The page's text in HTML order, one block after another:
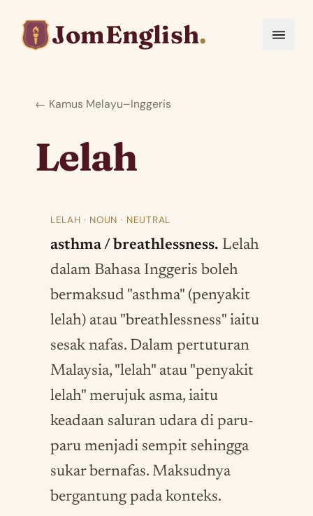
JomEnglish.
← Kamus Melayu–Inggeris
Lelah
LELAH · NOUN · NEUTRAL
asthma / breathlessness. Lelah
dalam Bahasa Inggeris boleh
bermaksud "asthma" (penyakit
lelah) atau "breathlessness" iaitu
sesak nafas. Dalam pertuturan
Malaysia, "lelah" atau "penyakit
lelah" merujuk asma, iaitu
keadaan saluran udara di paru-
paru menjadi sempit sehingga
sukar bernafas. Maksudnya
bergantung pada konteks.